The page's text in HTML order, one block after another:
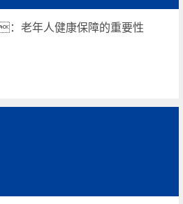
老年人健康保障的重要性